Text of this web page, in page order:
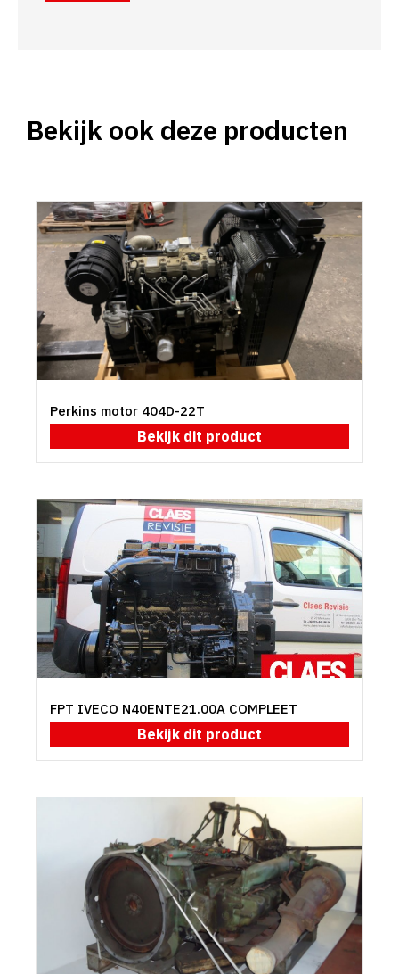
Bekijk ook deze producten
Perkins motor 404D-22T
Bekijk dit product
FPT IVECO N40ENTE21.00A COMPLEET
Bekijk dit product